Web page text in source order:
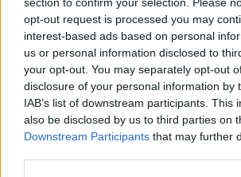
opt-out request is processed you may
interest-based ads based on personal
us or personal information disclosed to
your opt-out. You may separately opt-out
disclosure of your personal information by
IAB’s list of downstream participants. This
also be disclosed by us to third parties on
Downstream Participants that may further
tour si articolerà in un
attività hands-on e di
temi specifici per bambine
in una serata di osservazione
Continua a leggere dopo la